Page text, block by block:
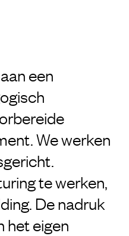
een
We werken
te werken,
De nadruk
het eigen